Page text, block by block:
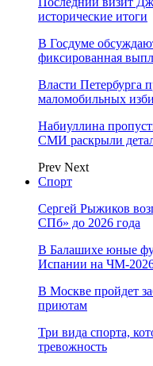
исторические итоги
В Госдуме
фиксированная
Власти Петербурга
маломобильных
Набиуллина
СМИ раскрыли
Prev Next
Спорт
Сергей Рыжиков
СПб» до 2026 года
В Балашихе юные
Испании на ЧМ-
В Москве пройдет
приютам
Три вида спорта,
тревожность